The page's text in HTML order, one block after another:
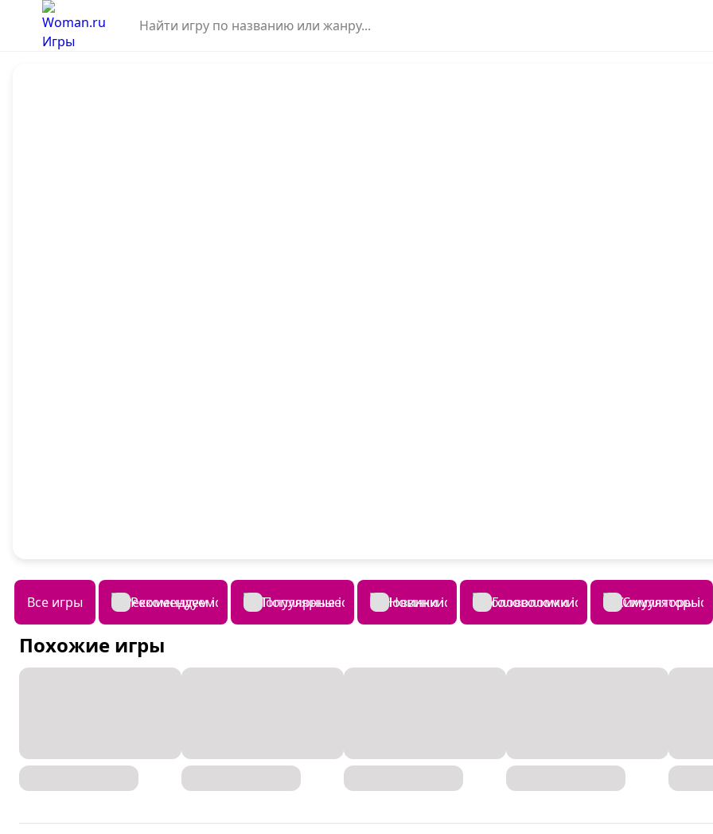
Все игры Рекомендуем Популярные Новинки Головоломки Симуляторы
Похожие игры